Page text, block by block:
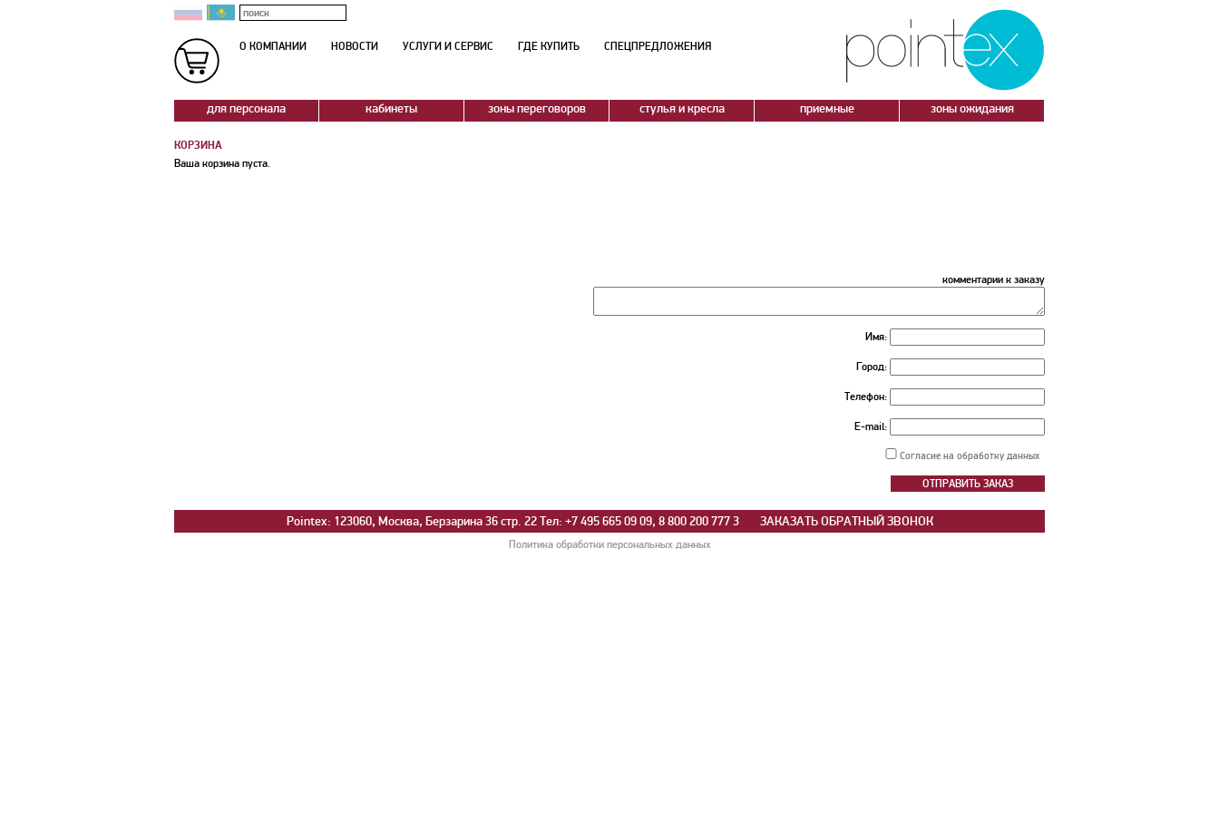
О КОМПАНИИ НОВОСТИ УСЛУГИ И СЕРВИС ГДЕ КУПИТЬ СПЕЦПРЕДЛОЖЕНИЯ
для персонала кабинеты зоны переговоров стулья и кресла приемные зоны ожидания
КОРЗИНА
Ваша корзина пуста.
комментарии к заказу
Имя:
Город:
Телефон:
E-mail:
Согласие на обработку данных
Pointex: 123060, Москва, Берзарина 36 стр. 22 Тел: +7 495 665 09 09, 8 800 200 777 3 ЗАКАЗАТЬ ОБРАТНЫЙ ЗВОНОК
Политика обработки персональных данных